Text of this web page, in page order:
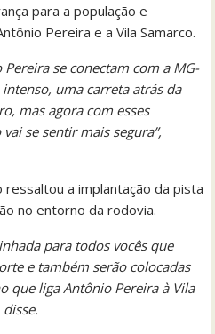
para a população e
Pereira e a Vila Samarco.
se conectam com a MG-
uma carreta atrás da
mas agora com esses
se sentir mais segura”,
a implantação da pista
no entorno da rodovia.
para todos vocês que
e também serão colocadas
que liga Antônio Pereira à Vila